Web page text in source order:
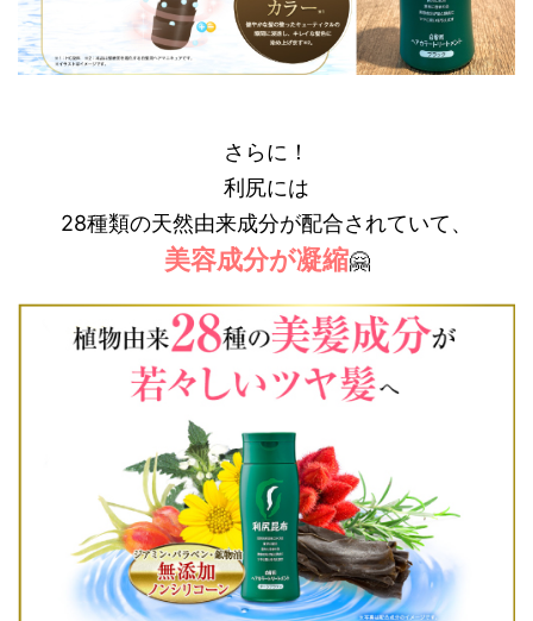
さらに！
利尻には
28種類の天然由来成分が配合されていて、
美容成分が凝縮🤗